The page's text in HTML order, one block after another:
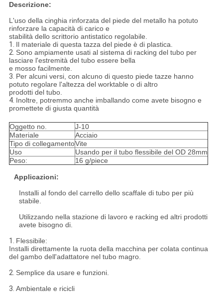
Descrizione:
L'uso della cinghia rinforzata del piede del metallo ha potuto
rinforzare la capacità di carico e
stabilità dello scrittorio antistatico regolabile.
1. Il materiale di questa tazza del piede è di plastica.
2. Sono ampiamente usati al sistema di racking del tubo per
lasciare l'estremità del tubo essere bella
e mosso facilmente.
3. Per alcuni versi, con alcuno di questo piede tazze hanno
potuto regolare l'altezza del worktable o di altro
prodotti del tubo.
4. Inoltre, potremmo anche imballando come avete bisogno e
promettete di giusta quantità
Oggetto no.
J-10
Materiale
Acciaio
Tipo di collegamentoVite
Uso
Usando per il tubo flessibile del OD 28mm
Peso:
16 g/piece
Applicazioni:
Installi al fondo del carrello dello scaffale di tubo per più
stabile.
Utilizzando nella stazione di lavoro e racking ed altri prodotti
avete bisogno di.
1. Flessibile:
Installi direttamente la ruota della macchina per colata continua
del gambo dell'adattatore nel tubo magro.
2. Semplice da usare e funzioni.
3. Ambientale e ricicli